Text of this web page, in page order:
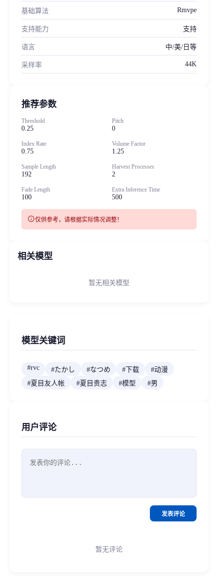
基础算法 Rmvpe
支持能力 支持
语言 中/美/日等
采样率 44K
推荐参数
Threshold
0.25
Pitch
0
Index Rate
0.75
Volume Factor
1.25
Sample Length
192
Harvest Processes
2
Fade Length
100
Extra Inference Time
500
info仅供参考，请根据实际情况调整！
相关模型
暂无相关模型
模型关键词
#rvc #たかし #なつめ # 下载 #动漫
#夏目友人帐 #夏目贵志 #模型 #男
用户评论
发表评论
暂无评论